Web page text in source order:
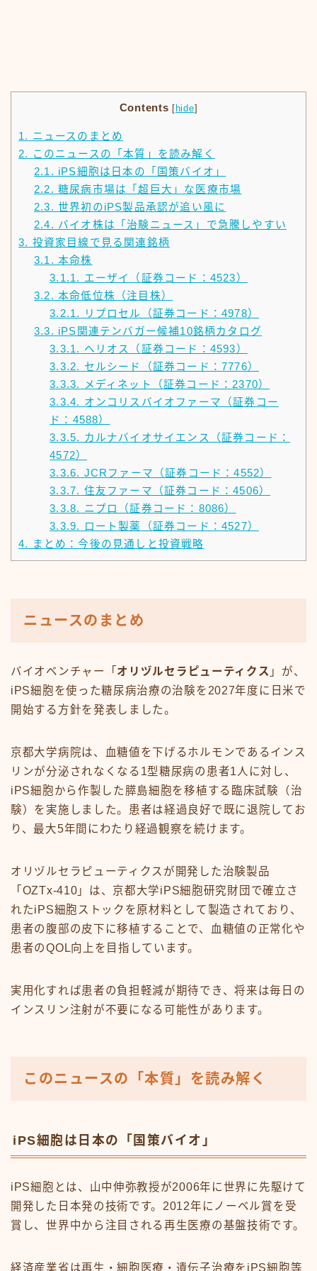
Contents [ hide]
1. ニュースのまとめ
2.
このニュースの「本質」を読み解く
2.1. iPS細胞は日本の「国策バイオ」
2.2. 糖尿病市場は「超巨大」な医療市場
2.3. 世界初のiPS製品承認が追い風に
2.4. バイオ株は「治験ニュース」で急騰しやすい
3. 投資家目線で見る関連銘柄
3.1. 本命株
3.1.1. エーザイ（証券コード：4523）
3.2. 本命低位株（注目株）
3.2.1.
リプロセル（証券コード：4978）
3.3. iPS関連テンバガー候補10銘柄カタログ
3.3.1. ヘリオス（証券コード：4593）
3.3.2. セルシード（証券コード：7776）
3.3.3.
メディネット（証券コード：2370）
3.3.4. オンコリスバイオファーマ（証券コー
ド：4588）
3.3.5. カルナバイオサイエンス（証券コード：
4572）
3.3.6. JCRファーマ（証券コード：4552）
3.3.7. 住友ファーマ（証券コード：4506）
3.3.8. ニプロ（証券コード：8086）
3.3.9.
ロート製薬（証券コード：4527）
4.
まとめ：今後の見通しと投資戦略
ニュースのまとめ
バイオベンチャー「 オリヅルセラピューティクス 」が、
iPS細胞を使った糖尿病治療の治験を2027年度に日米で
開始する方針を発表しました。
京都大学病院は、血糖値を下げるホルモンであるインス
リンが分泌されなくなる1型糖尿病の患者1人に対し、
iPS細胞から作製した膵島細胞を移植する臨床試験（治
験）を実施しました。患者は経過良好で既に退院してお
り、最大5年間にわたり経過観察を続けます。
オリヅルセラピューティクスが開発した治験製品
「OZTx-410」は、京都大学iPS細胞研究財団で確立さ
れたiPS細胞ストックを原材料として製造されており、
患者の腹部の皮下に移植することで、血糖値の正常化や
患者のQOL向上を目指しています。
実用化すれば患者の負担軽減が期待でき、将来は毎日の
インスリン注射が不要になる可能性があります。
このニュースの「本質」を読み解く
iPS細胞は日本の「国策バイオ」
iPS細胞とは、山中伸弥教授が2006年に世界に先駆けて
開発した日本発の技術です。2012年にノーベル賞を受
賞し、世界中から注目される再生医療の基盤技術です。
経済産業省は再生・細胞医療・遺伝子治療をiPS細胞等